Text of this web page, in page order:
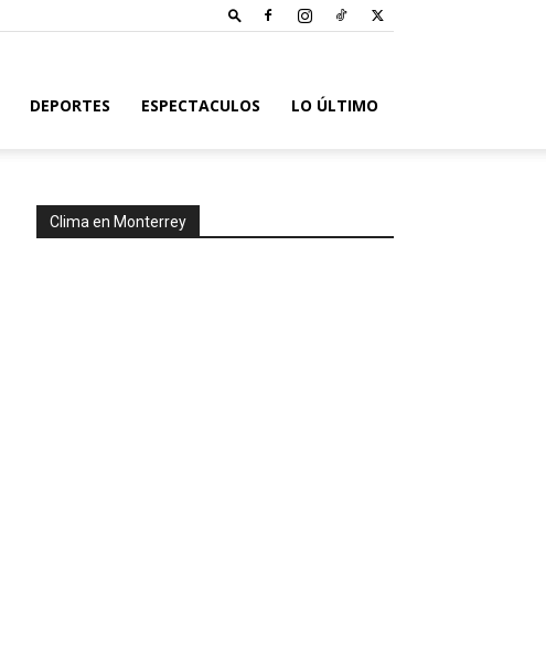
DEPORTES ESPECTACULOS LO ÚLTIMO
Clima en Monterrey